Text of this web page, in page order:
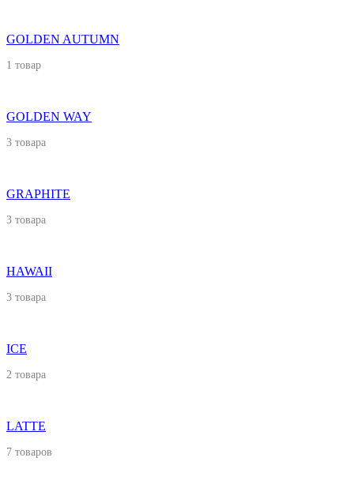
GOLDEN AUTUMN
1 товар
GOLDEN WAY
3 товара
GRAPHITE
3 товара
HAWAII
3 товара
ICE
2 товара
LATTE
7 товаров